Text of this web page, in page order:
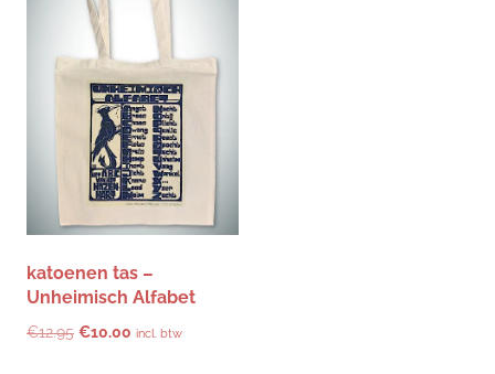
katoenen tas –
Unheimisch Alfabet
€12.95 Oorspronkelijke
€10.00 Huidige
incl. btw